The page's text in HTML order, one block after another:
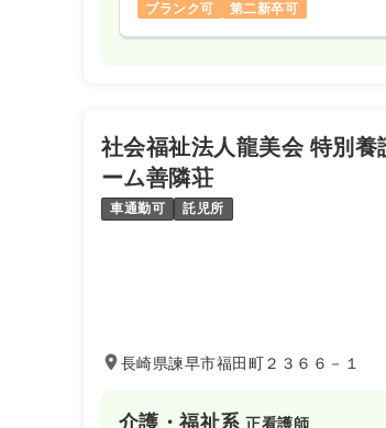
ブランク可
第二新卒可
社会福祉法人龍美会 特別養
ーム善隣荘
車通勤可 託児所
長崎県諫早市福田町２３６６－１
介護・福祉系正看護師